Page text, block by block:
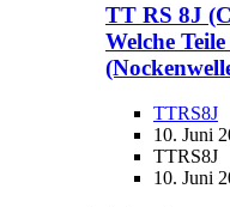
TT RS 8J
Welche
TTRS8J
10. Juni
TTRS8J
10. Juni